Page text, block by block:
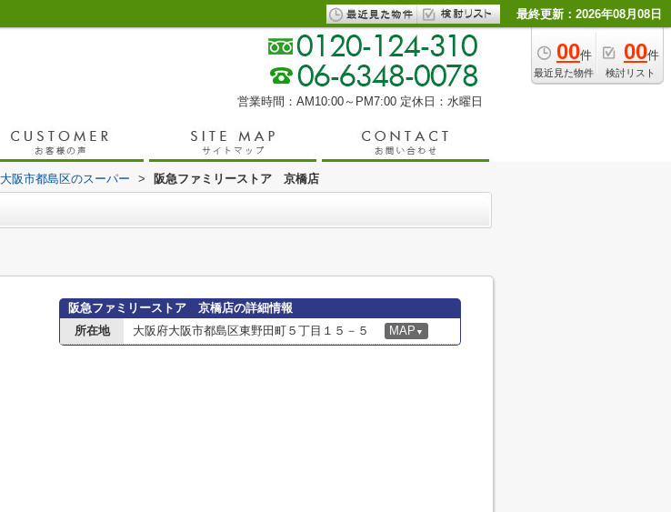
最終更新：2026年08月08日
00件
最近見た物件
00件
検討リスト
営業時間：AM10:00～PM7:00 定休日：水曜日
大阪市都島区のスーパー > 阪急ファミリーストア 京橋店
阪急ファミリーストア 京橋店の詳細情報
所在地
大阪府大阪市都島区東野田町５丁目１５－５ MAP ▼